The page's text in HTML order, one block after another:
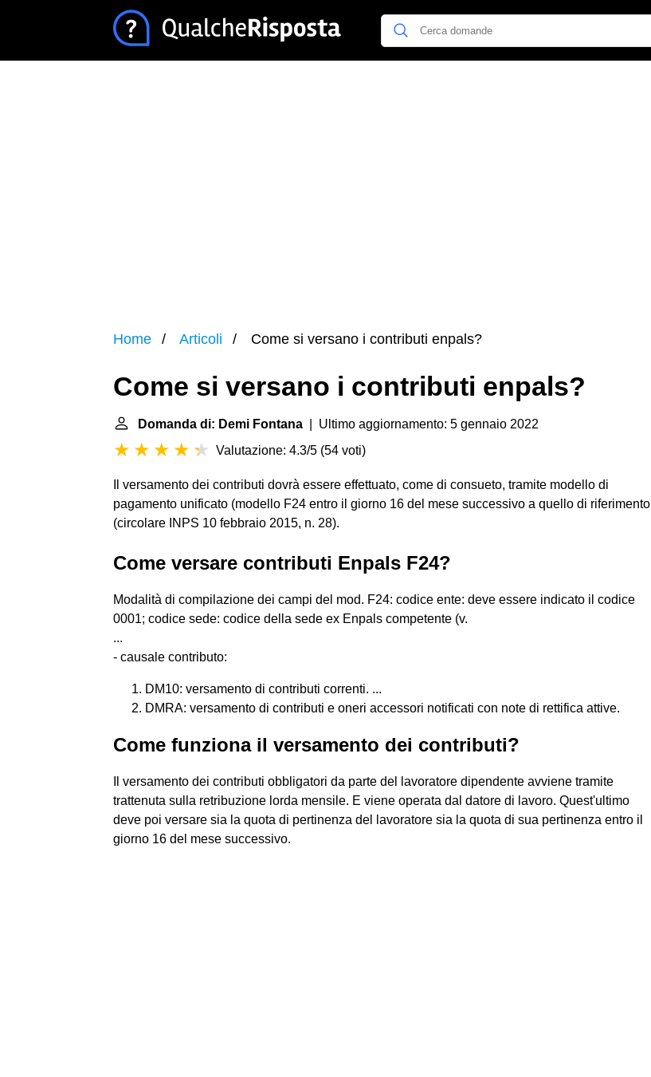
Home Articoli Come si versano i contributi enpals?
Come si versano i contributi enpals?
Domanda di: Demi Fontana | Ultimo aggiornamento: 5 gennaio 2022
Valutazione: 4.3/5 (54 voti)
Il versamento dei contributi dovrà essere effettuato, come di consueto, tramite modello di
pagamento unificato (modello F24 entro il giorno 16 del mese successivo a quello di riferimento
(circolare INPS 10 febbraio 2015, n. 28).
Come versare contributi Enpals F24?
Modalità di compilazione dei campi del mod. F24: codice ente: deve essere indicato il codice
0001; codice sede: codice della sede ex Enpals competente (v.
...
- causale contributo:
DM10: versamento di contributi correnti. ...
DMRA: versamento di contributi e oneri accessori notificati con note di rettifica attive.
Come funziona il versamento dei contributi?
Il versamento dei contributi obbligatori da parte del lavoratore dipendente avviene tramite
trattenuta sulla retribuzione lorda mensile. E viene operata dal datore di lavoro. Quest'ultimo
deve poi versare sia la quota di pertinenza del lavoratore sia la quota di sua pertinenza entro il
giorno 16 del mese successivo.